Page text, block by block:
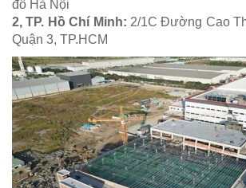
đô Hà Nội
2, TP. Hồ Chí Minh: 2/1C Đường Cao
Quận 3, TP.HCM